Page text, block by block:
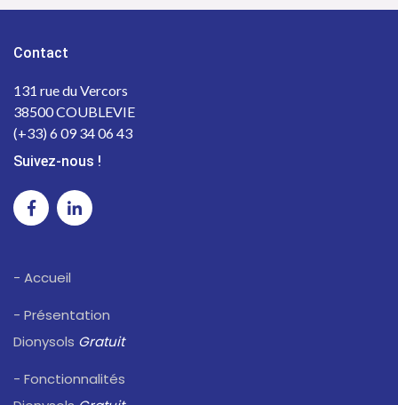
Contact
131 rue du Vercors
38500 COUBLEVIE
(+33) 6 09 34 06 43
Suivez-nous !
- Accueil
- Présentation
Dionysols Gratuit
- Fonctionnalités